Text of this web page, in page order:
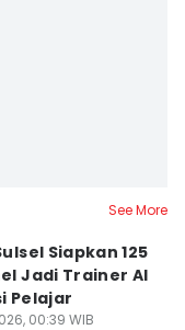
See More
Siapkan 125
Jadi Trainer AI
Pelajar
00:39 WIB